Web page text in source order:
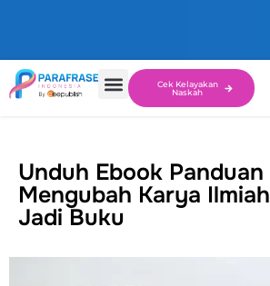
Cek Kelayakan
Naskah
Unduh Ebook Panduan
Mengubah Karya Ilmiah
Jadi Buku